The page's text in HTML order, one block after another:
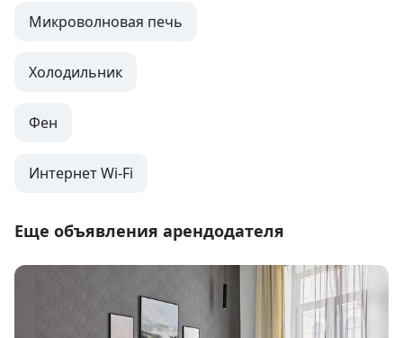
Микроволновая печь
Холодильник
Фен
Интернет Wi-Fi
Еще объявления арендодателя